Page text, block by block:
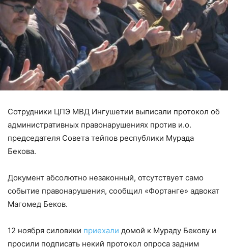
Сотрудники ЦПЭ МВД Ингушетии выписали протокол об
административных правонарушениях против и.о.
председателя Совета тейпов республики Мурада
Бекова.
Документ абсолютно незаконный, отсутствует само
событие правонарушения, сообщил «Фортанге» адвокат
Магомед Беков.
12 ноября силовики приехали домой к Мураду Бекову и
просили подписать некий протокол опроса задним